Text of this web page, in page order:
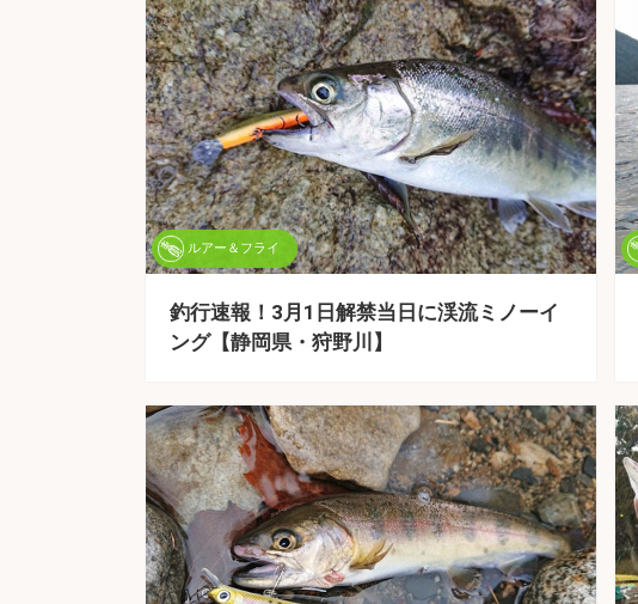
ルアー＆フライ
釣行速報！3月1日解禁当日に渓流ミノーイ
ング【静岡県・狩野川】